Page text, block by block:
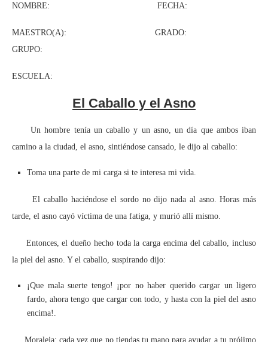
NOMBRE: FECHA:
MAESTRO(A): GRADO:
GRUPO:
ESCUELA:
El Caballo y el Asno
Un hombre tenía un caballo y un asno, un día que ambos iban
camino a la ciudad, el asno, sintiéndose cansado, le dijo al caballo:
Toma una parte de mi carga si te interesa mi vida.
El caballo haciéndose el sordo no dijo nada al asno. Horas más
tarde, el asno cayó víctima de una fatiga, y murió allí mismo.
Entonces, el dueño hecho toda la carga encima del caballo, incluso
la piel del asno. Y el caballo, suspirando dijo:
¡Que mala suerte tengo! ¡por no haber querido cargar un ligero
fardo, ahora tengo que cargar con todo, y hasta con la piel del asno
encima!.
Moraleja: cada vez que no tiendas tu mano para ayudar a tu prójimo